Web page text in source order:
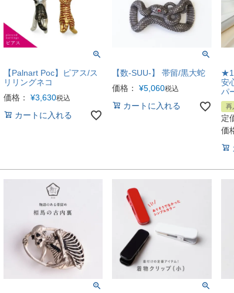
【Palnart Poc】ピアス/ス
リリングネコ
価格：
¥3,630税込
カートに入れる
【数-SUU-】 帯留/黒大蛇
価格：
¥5,060税込
カートに入れる
安
パ
再
定
価